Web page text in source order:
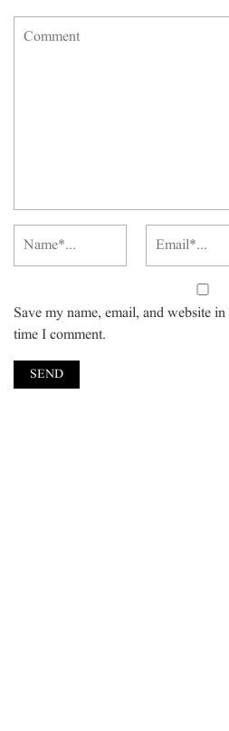
Save my name, email, and website
time I comment.